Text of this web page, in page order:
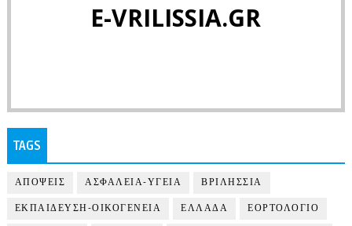
E-VRILISSIA.GR
TAGS
ΑΠΟΨΕΙΣ ΑΣΦΑΛΕΙΑ-ΥΓΕΙΑ ΒΡΙΛΗΣΣΙΑ
ΕΚΠΑΙΔΕΥΣΗ-ΟΙΚΟΓΕΝΕΙΑ ΕΛΛΑΔΑ ΕΟΡΤΟΛΟΓΙΟ